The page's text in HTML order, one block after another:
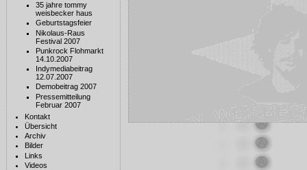
35 jahre tommy
weisbecker haus
Geburtstagsfeier
Nikolaus-Raus
Festival 2007
Punkrock Flohmarkt
14.10.2007
Indymediabeitrag
12.07.2007
Demobeitrag 2007
Pressemitteilung
Februar 2007
Kontakt
Übersicht
Archiv
Bilder
Links
Videos